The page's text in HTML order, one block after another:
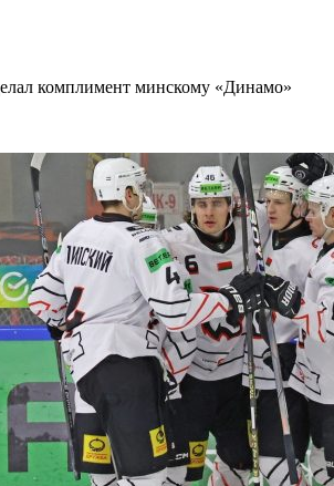
комплимент минскому «Динамо»